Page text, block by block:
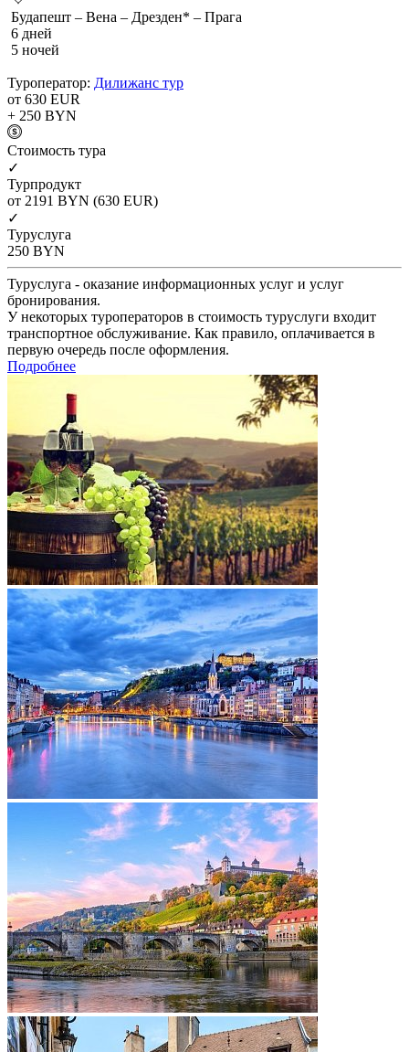
Будапешт – Вена – Дрезден* – Прага
6 дней
5 ночей
Туроператор: Дилижанс тур
от 630 EUR
+ 250 BYN
Cтоимость тура
✓
Турпродукт
от 2191 BYN (630 EUR)
✓
Туруслуга
250 BYN
Туруслуга - оказание информационных услуг и услуг
бронирования.
У некоторых туроператоров в стоимость туруслуги входит
транспортное обслуживание. Как правило, оплачивается в
первую очередь после оформления.
Подробнее